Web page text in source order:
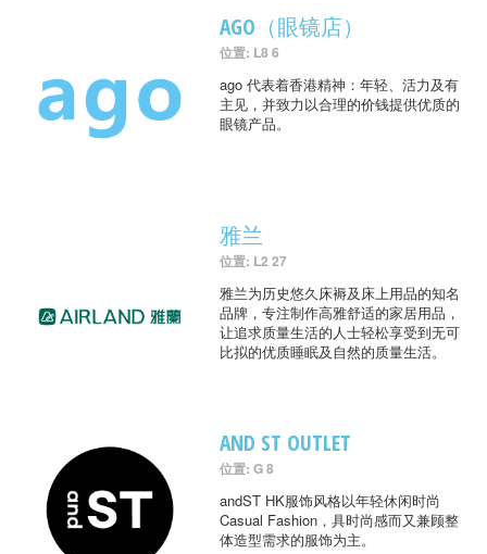
AGO（眼镜店）
位置: L8 6
ago 代表着香港精神：年轻、活力及有
主见，并致力以合理的价钱提供优质的
眼镜产品。
雅兰
位置: L2 27
雅兰为历史悠久床褥及床上用品的知名
品牌，专注制作高雅舒适的家居用品，
让追求质量生活的人士轻松享受到无可
比拟的优质睡眠及自然的质量生活。
AND ST OUTLET
位置: G 8
andST HK服饰风格以年轻休闲时尚
Casual Fashion，具时尚感而又兼顾整
体造型需求的服饰为主。